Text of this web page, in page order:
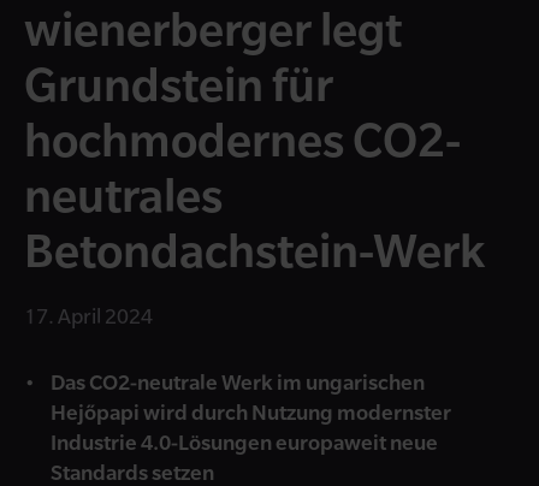
wienerberger legt
Grundstein für
hochmodernes CO2-
neutrales
Betondachstein-Werk
17. April 2024
Das CO2-neutrale Werk im ungarischen
Hejőpapi wird durch Nutzung modernster
Industrie 4.0-Lösungen europaweit neue
Standards setzen